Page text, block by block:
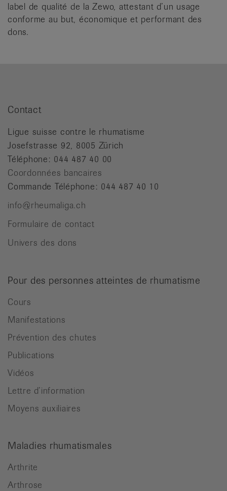
label de qualité de la Zewo, attestant d’un usage
conforme au but, économique et performant des
dons.
Contact
Ligue suisse contre le rhumatisme
Josefstrasse 92, 8005 Zürich
Téléphone: 044 487 40 00
Coordonnées bancaires
Commande Téléphone: 044 487 40 10
info@rheumaliga.ch
Formulaire de contact
Univers des dons
Pour des personnes atteintes de rhumatisme
Cours
Manifestations
Prévention des chutes
Publications
Vidéos
Lettre d’information
Moyens auxiliaires
Maladies rhumatismales
Arthrite
Arthrose